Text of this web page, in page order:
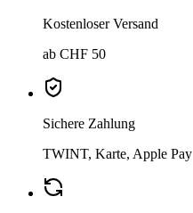
Kostenloser Versand
ab CHF 50
Sichere Zahlung
TWINT, Karte, Apple Pay